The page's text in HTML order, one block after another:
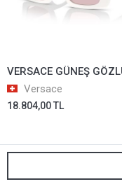
Versace
18.804,00 TL